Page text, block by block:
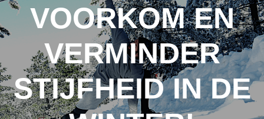
VOORKOM EN
VERMINDER
STIJFHEID IN DE